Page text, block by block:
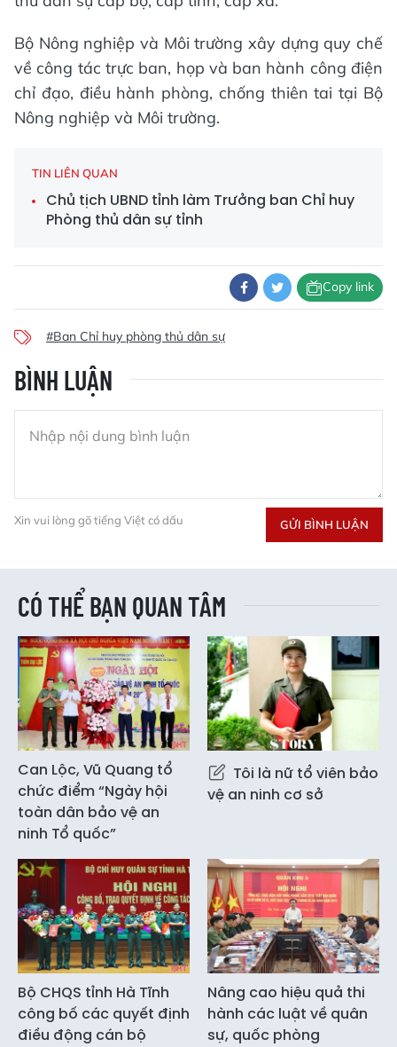
Bộ Nông nghiệp và Môi trường xây dựng quy chế
về công tác trực ban, họp và ban hành công điện
chỉ đạo, điều hành phòng, chống thiên tai tại Bộ
Nông nghiệp và Môi trường.
TIN LIÊN QUAN
Chủ tịch UBND tỉnh làm Trưởng ban Chỉ huy
Phòng thủ dân sự tỉnh
Copy link
#Ban Chỉ huy phòng thủ dân sự
BÌNH LUẬN
Xin vui lòng gõ tiếng Việt có dấu GỬI BÌNH LUẬN
CÓ THỂ BẠN QUAN TÂM
Can Lộc, Vũ Quang tổ
chức điểm “Ngày hội
toàn dân bảo vệ an
ninh Tổ quốc”
Tôi là nữ tổ viên bảo
vệ an ninh cơ sở
Bộ CHQS tỉnh Hà Tĩnh
công bố các quyết định
điều động cán bộ
Nâng cao hiệu quả thi
hành các luật về quân
sự, quốc phòng